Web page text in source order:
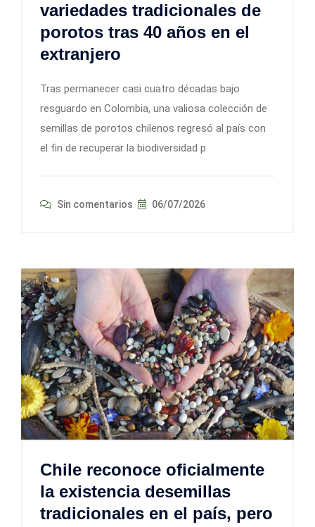
variedades tradicionales de
porotos tras 40 años en el
extranjero
Tras permanecer casi cuatro décadas bajo
resguardo en Colombia, una valiosa colección de
semillas de porotos chilenos regresó al país con
el fin de recuperar la biodiversidad p
Sin comentarios 06/07/2026
Chile reconoce oficialmente
la existencia desemillas
tradicionales en el país, pero